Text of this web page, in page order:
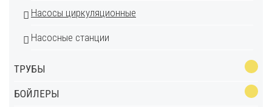
Насосы циркуляционные
Насосные станции
ТРУБЫ
БОЙЛЕРЫ